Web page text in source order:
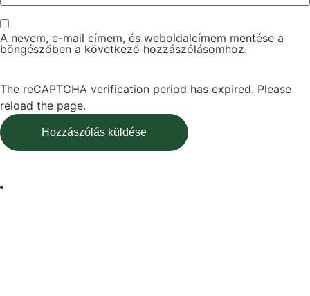
A nevem, e-mail címem, és weboldalcímem mentése a
böngészőben a következő hozzászólásomhoz.
The reCAPTCHA verification period has expired. Please
reload the page.